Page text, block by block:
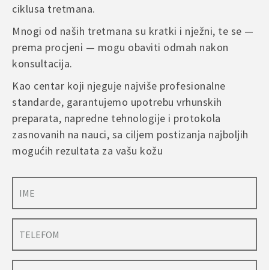
ciklusa tretmana.
Mnogi od naših tretmana su kratki i nježni, te se —
prema procjeni — mogu obaviti odmah nakon
konsultacija.
Kao centar koji njeguje najviše profesionalne
standarde, garantujemo upotrebu vrhunskih
preparata, napredne tehnologije i protokola
zasnovanih na nauci, sa ciljem postizanja najboljih
mogućih rezultata za vašu kožu